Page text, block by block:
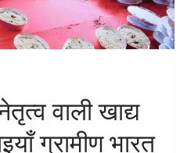
वाली खाद्य
ग्रामीण भारत